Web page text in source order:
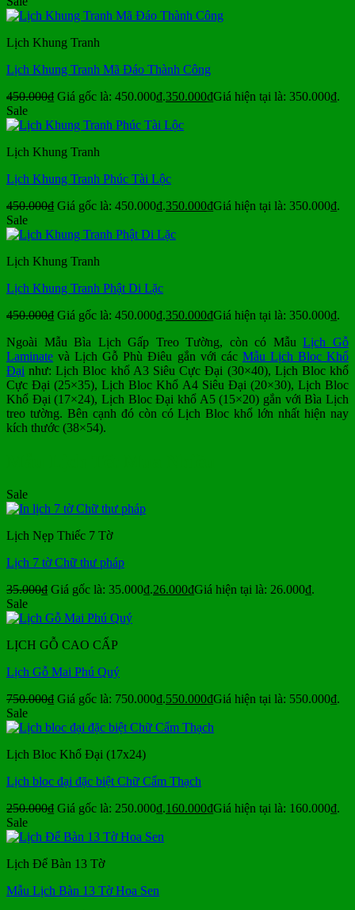
Lịch Khung Tranh
Lịch Khung Tranh Mã Đáo Thành Công
450.000₫ Giá gốc là: 450.000₫.350.000₫Giá hiện tại là: 350.000₫.
Sale
Lịch Khung Tranh
Lịch Khung Tranh Phúc Tài Lộc
450.000₫ Giá gốc là: 450.000₫.350.000₫Giá hiện tại là: 350.000₫.
Sale
Lịch Khung Tranh
Lịch Khung Tranh Phật Di Lặc
450.000₫ Giá gốc là: 450.000₫.350.000₫Giá hiện tại là: 350.000₫.
Ngoài Mẫu Bìa Lịch Gấp Treo Tường, còn có MẫuLịch Gỗ
Laminate và Lịch Gỗ Phù Điêu gắn với các Mẫu Lịch Bloc Khổ
Đại như: Lịch Bloc khổ A3 Siêu Cực Đại (30×40), Lịch Bloc khổ
Cực Đại (25×35), Lịch Bloc Khổ A4 Siêu Đại (20×30), Lịch Bloc
Khổ Đại (17×24), Lịch Bloc Đại khổ A5 (15×20) gắn với Bìa Lịch
treo tường. Bên cạnh đó còn có Lịch Bloc khổ lớn nhất hiện nay
kích thước (38×54).
Sale
Lịch Nẹp Thiếc 7 Tờ
Lịch 7 tờ Chữ thư pháp
35.000₫ Giá gốc là: 35.000₫.26.000₫Giá hiện tại là: 26.000₫.
Sale
LỊCH GỖ CAO CẤP
Lịch Gỗ Mai Phú Quý
750.000₫ Giá gốc là: 750.000₫.550.000₫Giá hiện tại là: 550.000₫.
Sale
Lịch Bloc Khổ Đại (17x24)
Lịch bloc đại đặc biệt Chữ Cẩm Thạch
250.000₫ Giá gốc là: 250.000₫.160.000₫Giá hiện tại là: 160.000₫.
Sale
Lịch Để Bàn 13 Tờ
Mẫu Lịch Bàn 13 Tờ Hoa Sen